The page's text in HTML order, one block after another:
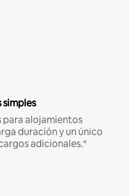
simples
para alojamientos
duración y un único
adicionales.*